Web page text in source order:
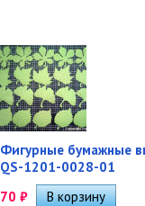
Фигурные бумажные
QS-1201-0028-01
70 ₽